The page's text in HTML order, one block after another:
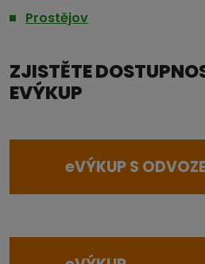
Prostějov
ZJISTĚTE
EVÝKUP
eVÝKUP S